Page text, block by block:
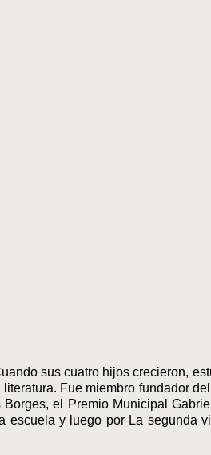
sus cuatro hijos crecieron,
Fue miembro fundador
el Premio Municipal
escuela y luego por La segunda